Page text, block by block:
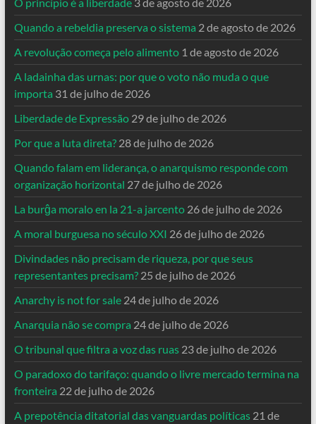
Quando a rebeldia preserva o sistema 2 de agosto de 2026
A revolução começa pelo alimento 1 de agosto de 2026
A ladainha das urnas: por que o voto não muda o que
importa 31 de julho de 2026
Liberdade de Expressão 29 de julho de 2026
Por que a luta direta? 28 de julho de 2026
Quando falam em liderança, o anarquismo responde com
organização horizontal 27 de julho de 2026
La burĝa moralo en la 21-a jarcento 26 de julho de 2026
A moral burguesa no século XXI 26 de julho de 2026
Divindades não precisam de riqueza, por que seus
representantes precisam? 25 de julho de 2026
Anarchy is not for sale 24 de julho de 2026
Anarquia não se compra 24 de julho de 2026
O tribunal que filtra a voz das ruas 23 de julho de 2026
O paradoxo do tarifaço: quando o livre mercado termina na
fronteira 22 de julho de 2026
A prepotência ditatorial das vanguardas políticas 21 de